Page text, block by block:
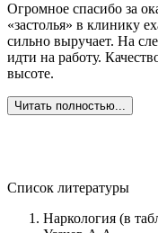
Огромное спасибо за
«застолья» в клинику
сильно выручает. На
идти на работу.
высоте.
Читать полностью...
Список литературы
Наркология (в